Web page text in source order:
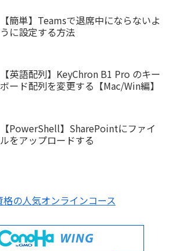
【簡単】Teamsで退席中にならないよ
うに設定する方法
【英語配列】KeyChron B1 Pro のキー
ボード配列を変更する【Mac/Win編】
【PowerShell】SharePointにファイ
ルをアップロードする